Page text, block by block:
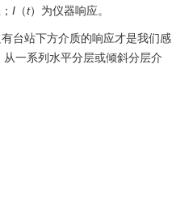
I （t）为仪器响应。
台站下方介质的响应才是我们感
一系列水平分层或倾斜分层介